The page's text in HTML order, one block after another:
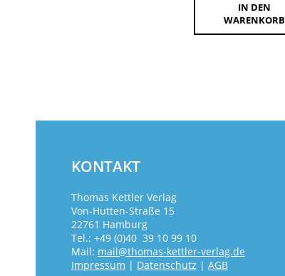
IN DEN
WARENKORB
KONTAKT
Thomas Kettler Verlag
Von-Hutten-Straße 15
22761 Hamburg
Tel.: +49 (0)40 39 10 99 10
Mail: mail@thomas-kettler-verlag.de
Impressum | Datenschutz | AGB